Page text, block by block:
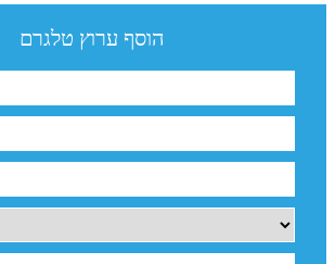
הוסף ערוץ טלגרם